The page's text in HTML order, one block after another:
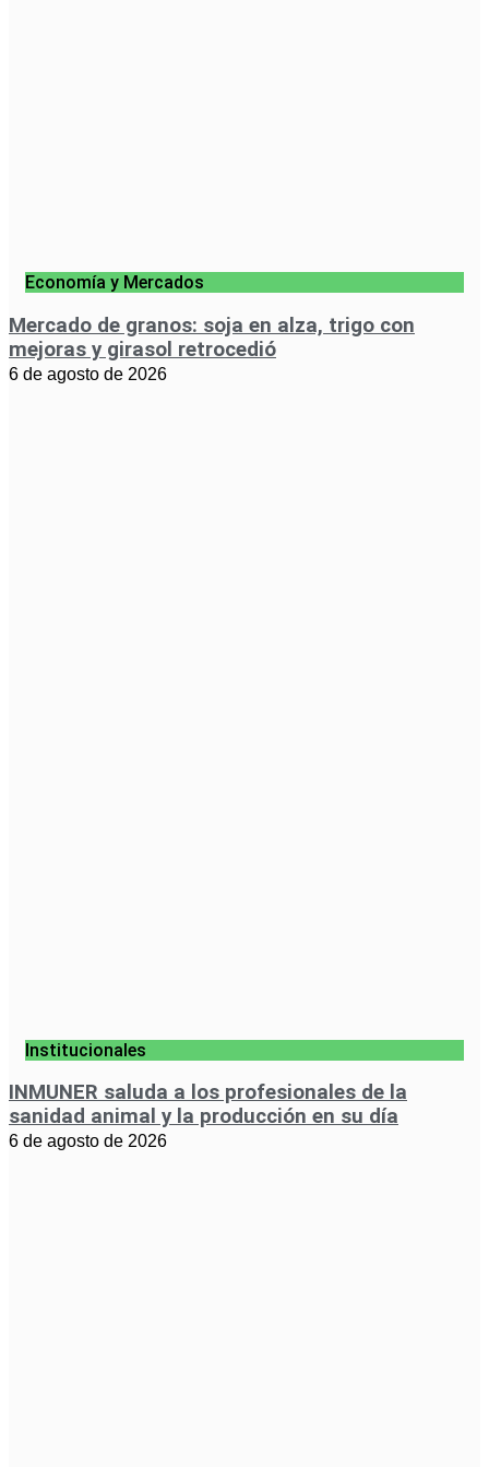
Economía y Mercados
Mercado de granos: soja en alza, trigo con
mejoras y girasol retrocedió
6 de agosto de 2026
Institucionales
INMUNER saluda a los profesionales de la
sanidad animal y la producción en su día
6 de agosto de 2026